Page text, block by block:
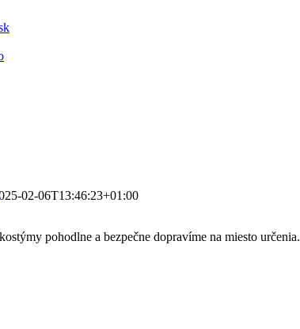
02-06T13:46:23+01:00
pohodlne a bezpečne dopravíme na miesto určenia.